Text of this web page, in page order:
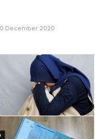
December 2020